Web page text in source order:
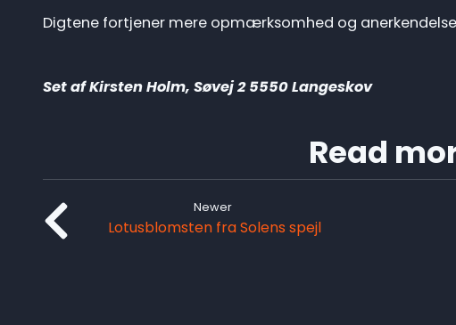
Digtene fortjener mere opmærksomhed og anerkendelse
Set af Kirsten Holm, Søvej 2 5550 Langeskov
Read
Newer
Lotusblomsten fra Solens spejl